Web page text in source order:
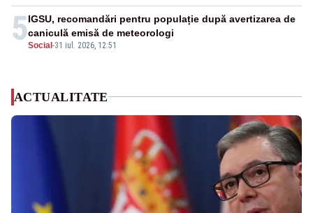
5Social-31 iul. 2026, 12:51
IGSU, recomandări pentru populație după avertizarea de
caniculă emisă de meteorologi
ACTUALITATE